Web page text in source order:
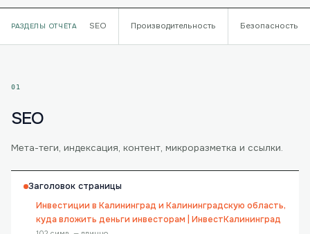
РАЗДЕЛЫ ОТЧЁТА SEO Производительность Безопасность
01
SEO
Мета-теги, индексация, контент, микроразметка и ссылки.
Заголовок страницы
Инвестиции в Калининград и Калининградскую область,
куда вложить деньги инвесторам | ИнвестКалининград